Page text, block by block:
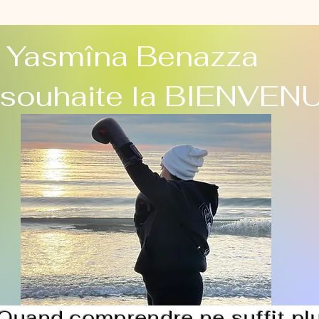
Yasmîna Benazza
la